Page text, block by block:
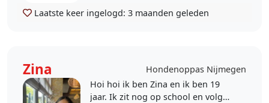
Laatste keer ingelogd: 3 maanden geleden
Zina
Hondenoppas Nijmegen
Hoi hoi ik ben Zina en ik ben 19
jaar. Ik zit nog op school en volg